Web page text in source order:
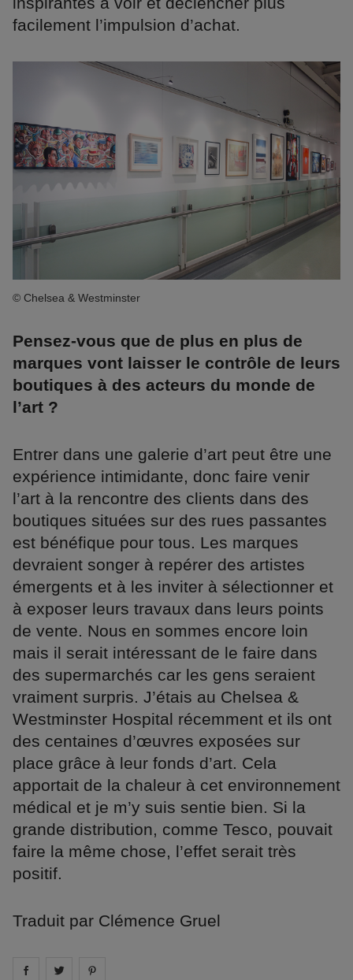
facilement l’impulsion d’achat.
© Chelsea & Westminster
Pensez-vous que de plus en plus de
marques vont laisser le contrôle de leurs
boutiques à des acteurs du monde de
l’art ?
Entrer dans une galerie d’art peut être une
expérience intimidante, donc faire venir
l’art à la rencontre des clients dans des
boutiques situées sur des rues passantes
est bénéfique pour tous. Les marques
devraient songer à repérer des artistes
émergents et à les inviter à sélectionner et
à exposer leurs travaux dans leurs points
de vente. Nous en sommes encore loin
mais il serait intéressant de le faire dans
des supermarchés car les gens seraient
vraiment surpris. J’étais au Chelsea &
Westminster Hospital récemment et ils ont
des centaines d’œuvres exposées sur
place grâce à leur fonds d’art. Cela
apportait de la chaleur à cet environnement
médical et je m’y suis sentie bien. Si la
grande distribution, comme Tesco, pouvait
faire la même chose, l’effet serait très
positif.
Traduit par Clémence Gruel
Share on facebook
Share on